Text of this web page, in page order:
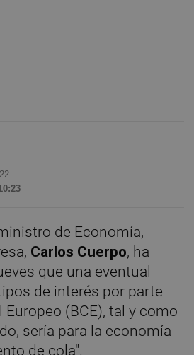
de Economía,
Carlos Cuerpo, ha
que una eventual
de interés por parte
Europeo (BCE), tal y como
sería para la economía
de cola".